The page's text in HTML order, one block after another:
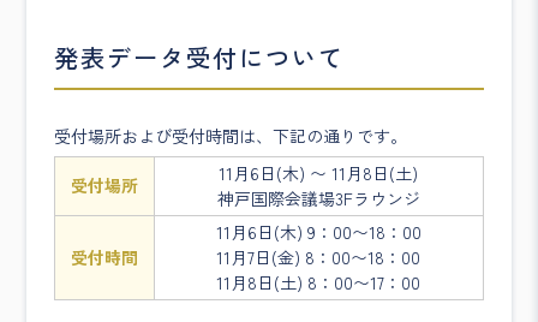
発表データ受付について
受付場所および受付時間は、下記の通りです。
受付場所
11月6日(木) 〜 11月8日(土)
神戸国際会議場3Fラウンジ
受付時間
11月6日(木) 9：00〜18：00
11月7日(金) 8：00〜18：00
11月8日(土) 8：00〜17：00